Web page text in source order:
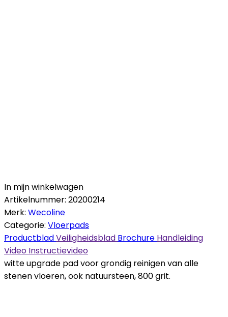
In mijn winkelwagen
Artikelnummer: 20200214
Merk: Wecoline
Categorie: Vloerpads
ProductbladVeiligheidsblad Brochure Handleiding
Video Instructievideo
witte upgrade pad voor grondig reinigen van alle
stenen vloeren, ook natuursteen, 800 grit.